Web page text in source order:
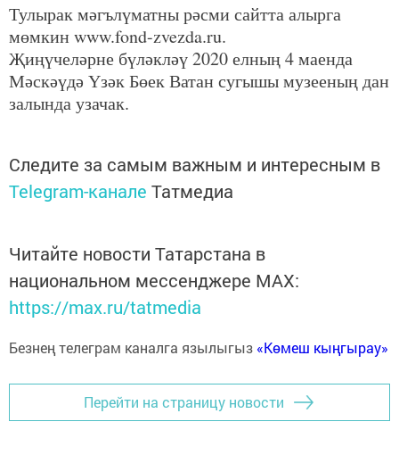
Тулырак мәгълүматны рәсми сайтта алырга
мөмкин www.fond-zvezda.ru.
Җиңүчеләрне бүләкләү 2020 елның 4 маенда
Мәскәүдә Үзәк Бөек Ватан сугышы музееның дан
залында узачак.
Следите за самым важным и интересным в
Telegram-канале Татмедиа
Читайте новости Татарстана в
национальном мессенджере MАХ:
https://max.ru/tatmedia
Безнең телеграм каналга язылыгыз «Көмеш кыңгырау»
Перейти на страницу новости